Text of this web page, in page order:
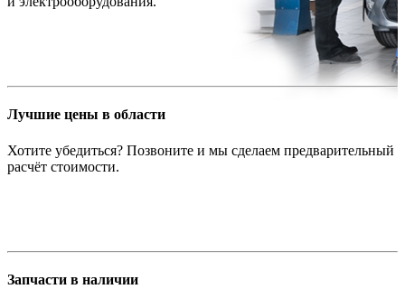
Лучшие цены в области
Хотите убедиться? Позвоните и мы сделаем предварительный
расчёт стоимости.
Запчасти в наличии